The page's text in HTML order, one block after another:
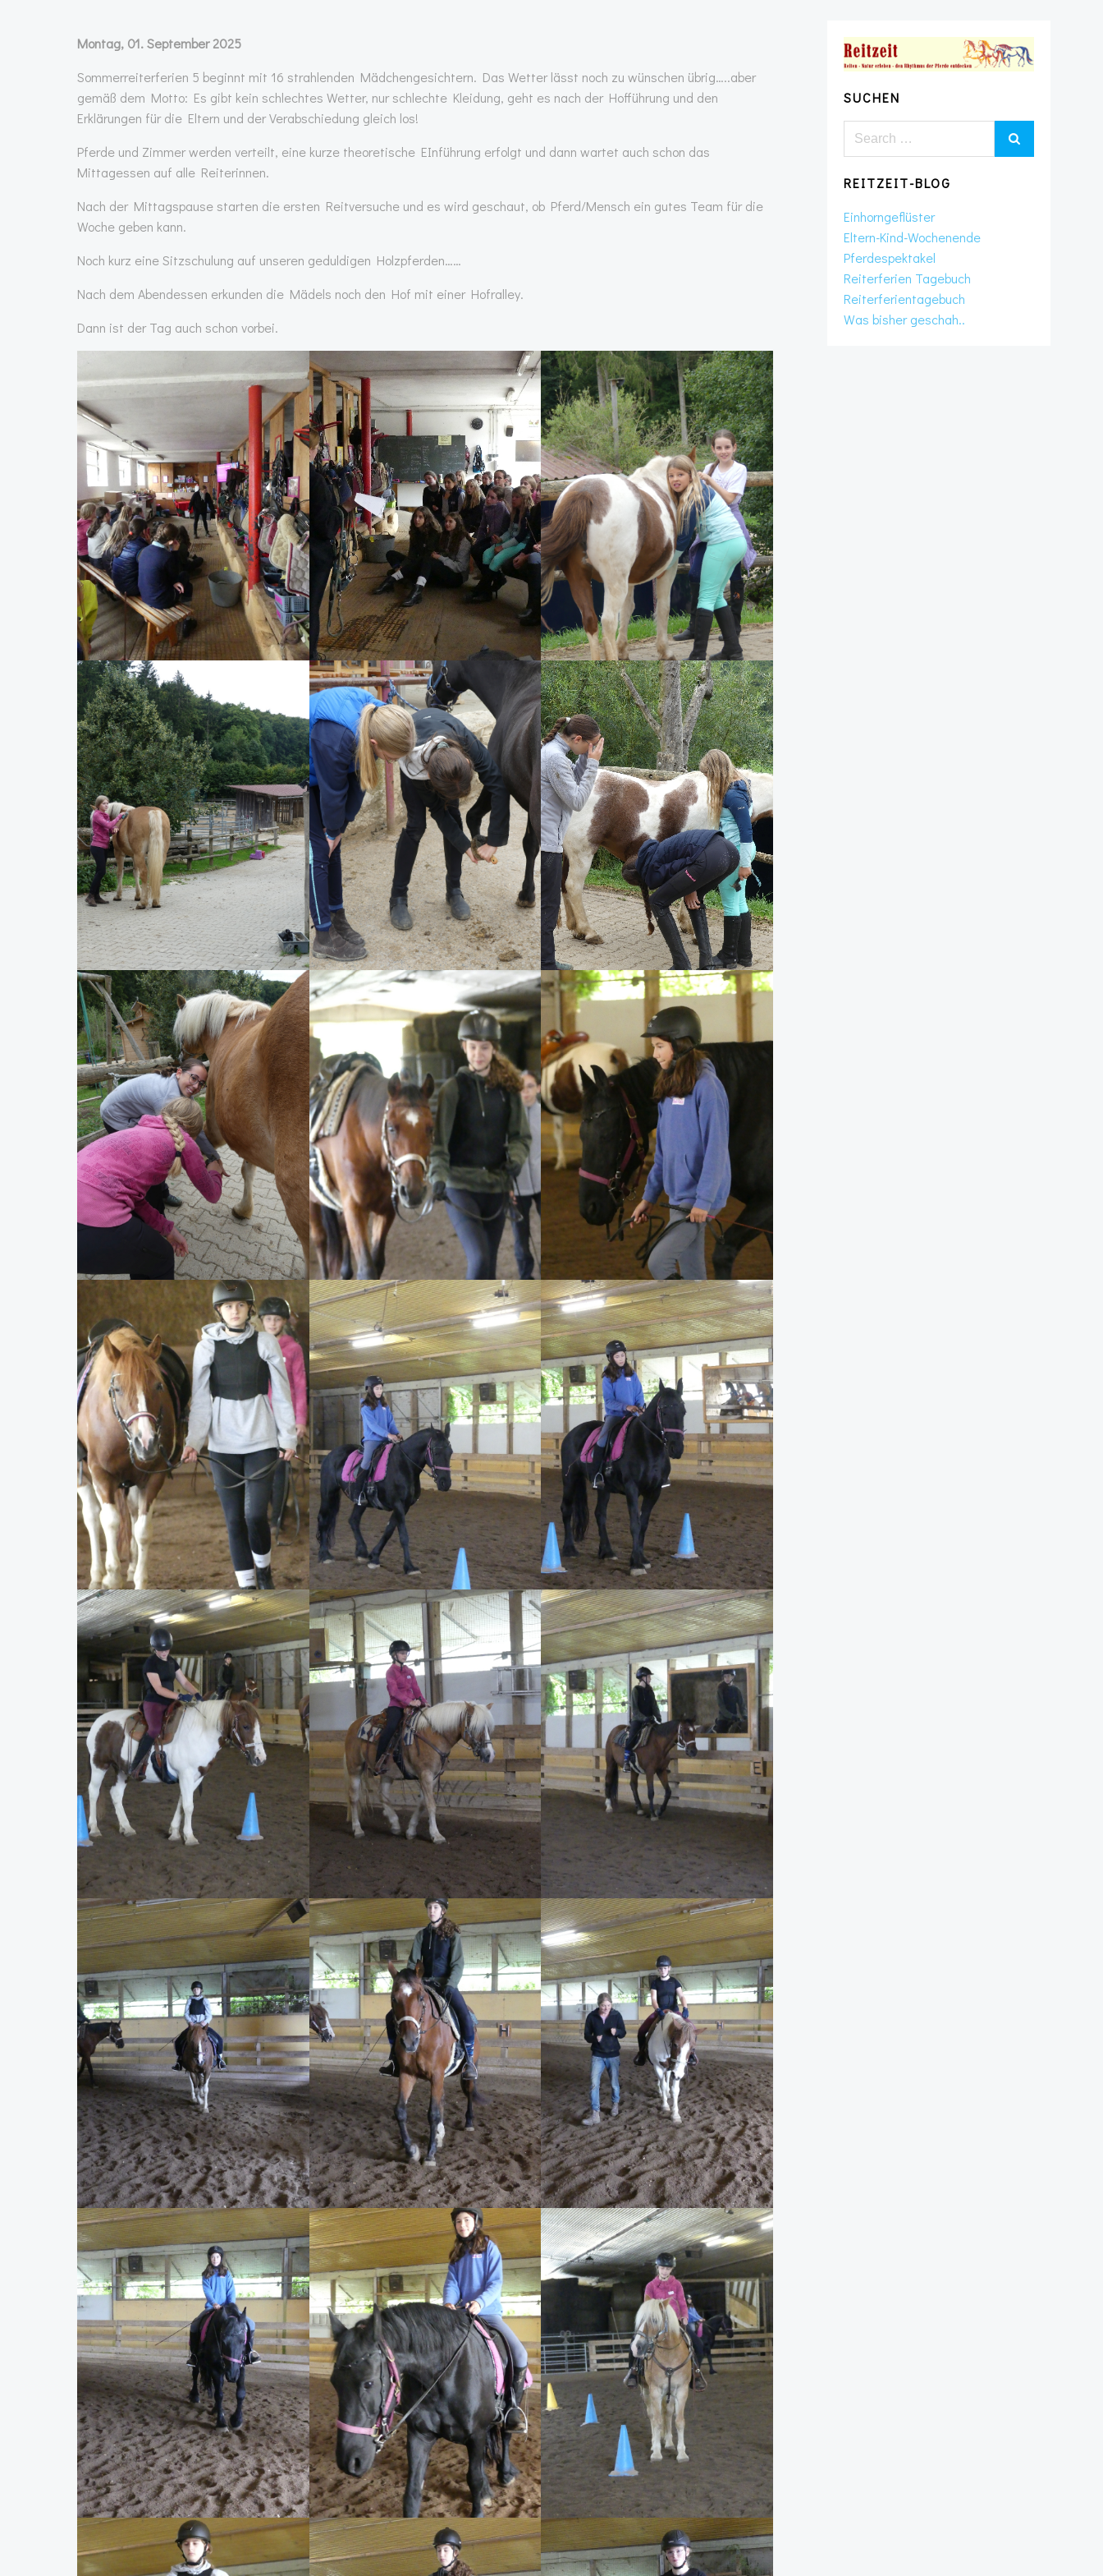
Montag, 01. September 2025
Sommerreiterferien 5 beginnt mit 16 strahlenden Mädchengesichtern. Das Wetter lässt noch zu wünschen übrig…..aber
gemäß dem Motto: Es gibt kein schlechtes Wetter, nur schlechte Kleidung, geht es nach der Hofführung und den
Erklärungen für die Eltern und der Verabschiedung gleich los!
Pferde und Zimmer werden verteilt, eine kurze theoretische EInführung erfolgt und dann wartet auch schon das
Mittagessen auf alle Reiterinnen.
Nach der Mittagspause starten die ersten Reitversuche und es wird geschaut, ob Pferd/Mensch ein gutes Team für die
Woche geben kann.
Noch kurz eine Sitzschulung auf unseren geduldigen Holzpferden……
Nach dem Abendessen erkunden die Mädels noch den Hof mit einer Hofralley.
Dann ist der Tag auch schon vorbei.
SUCHEN
Search
REITZEIT-BLOG
Einhorngeflüster
Eltern-Kind-Wochenende
Pferdespektakel
Reiterferien Tagebuch
Reiterferientagebuch
Was bisher geschah..